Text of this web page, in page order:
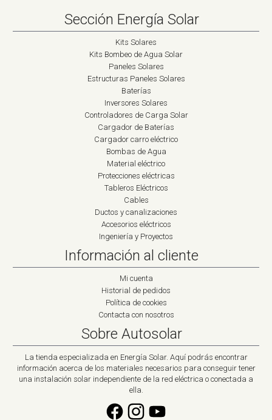
Sección Energía Solar
Kits Solares
Kits Bombeo de Agua Solar
Paneles Solares
Estructuras Paneles Solares
Baterías
Inversores Solares
Controladores de Carga Solar
Cargador de Baterías
Cargador carro eléctrico
Bombas de Agua
Material eléctrico
Protecciones eléctricas
Tableros Eléctricos
Cables
Ductos y canalizaciones
Accesorios eléctricos
Ingeniería y Proyectos
Información al cliente
Mi cuenta
Historial de pedidos
Política de cookies
Contacta con nosotros
Sobre Autosolar
La tienda especializada en Energía Solar. Aquí podrás encontrar
información acerca de los materiales necesarios para conseguir tener
una instalación solar independiente de la red eléctrica o conectada a
ella.